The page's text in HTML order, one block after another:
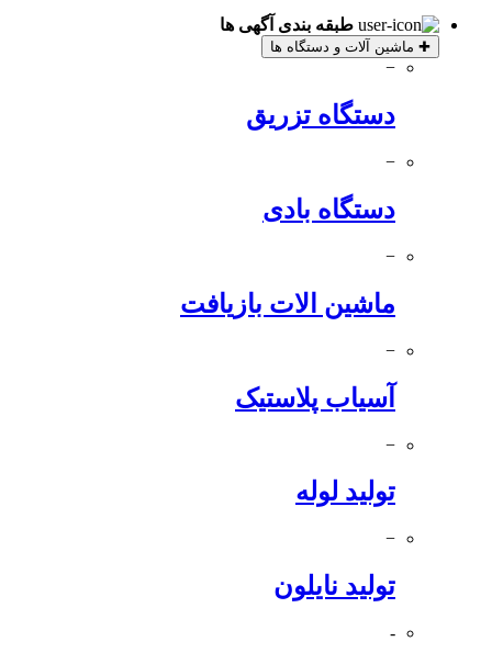
طبقه بندی آگهی ها
✚ ماشین آلات و دستگاه ها
−
دستگاه تزریق
−
دستگاه بادی
−
ماشین الات بازیافت
−
آسیاب پلاستیک
−
تولید لوله
−
تولید نایلون
-